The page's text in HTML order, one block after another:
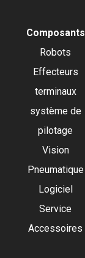
Composants
Robots
Effecteurs
terminaux
système de
pilotage
Vision
Pneumatique
Logiciel
Service
Accessoires